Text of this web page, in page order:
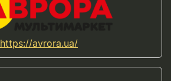
https://avrora.ua/